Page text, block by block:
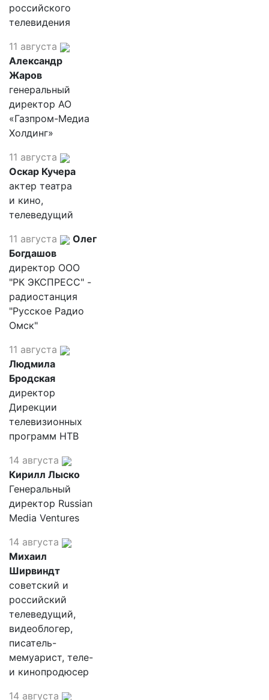
российского
телевидения
11 августа
Александр
Жаров
генеральный
директор АО
«Газпром-Медиа
Холдинг»
11 августа
Оскар Кучера
актер театра
и кино,
телеведущий
11 августа
Олег
Богдашов
директор ООО
"РК ЭКСПРЕСС" -
радиостанция
"Русское Радио
Омск"
11 августа
Людмила
Бродская
директор
Дирекции
телевизионных
программ НТВ
14 августа
Кирилл Лыско
Генеральный
директор Russian
Media Ventures
14 августа
Михаил
Ширвиндт
советский и
российский
телеведущий,
видеоблогер,
писатель-
мемуарист, теле-
и кинопродюсер
14 августа